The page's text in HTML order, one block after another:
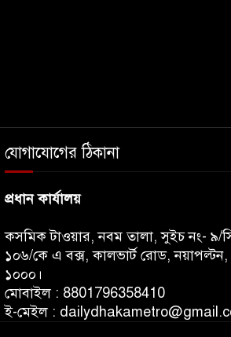
যোগাযোগের ঠিকানা
প্রধান কার্যালয়
কসমিক টাওয়ার, নবম তালা, সুইচ নং- ৯/
১০৬/কে এ বক্স, কালভার্ট রোড, নয়াপল্টন,
১০০০।
মোবাইল : 8801796358410
ই-মেইল :